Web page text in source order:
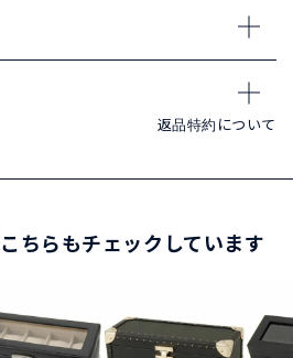
返品特約について
ちらもチェックしています